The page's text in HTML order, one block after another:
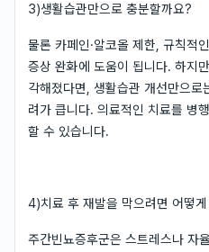
3)생활습관만으로 충분할까요?
물론 카페인·알코올 제한, 규칙적
증상 완화에 도움이 됩니다. 하지
각해졌다면, 생활습관 개선만으
려가 큽니다. 의료적인 치료를 병
할 수 있습니다.
4)치료 후 재발을 막으려면 어떻
주간빈뇨증후군은 스트레스나 자